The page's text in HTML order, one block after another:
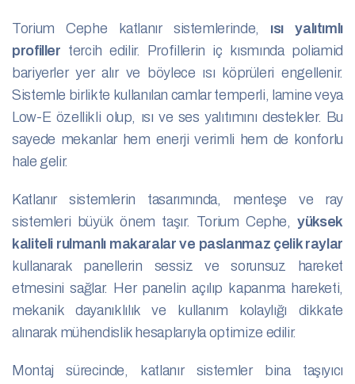
Torium Cephe katlanır sistemlerinde, ısı yalıtımlı
profiller tercih edilir. Profillerin iç kısmında poliamid
bariyerler yer alır ve böylece ısı köprüleri engellenir.
Sistemle birlikte kullanılan camlar temperli, lamine veya
Low-E özellikli olup, ısı ve ses yalıtımını destekler. Bu
sayede mekanlar hem enerji verimli hem de konforlu
hale gelir.
Katlanır sistemlerin tasarımında, menteşe ve ray
sistemleri büyük önem taşır. Torium Cephe,yüksek
kaliteli rulmanlı makaralar ve paslanmaz çelik raylar
kullanarak panellerin sessiz ve sorunsuz hareket
etmesini sağlar. Her panelin açılıp kapanma hareketi,
mekanik dayanıklılık ve kullanım kolaylığı dikkate
alınarak mühendislik hesaplarıyla optimize edilir.
Montaj sürecinde, katlanır sistemler bina taşıyıcı